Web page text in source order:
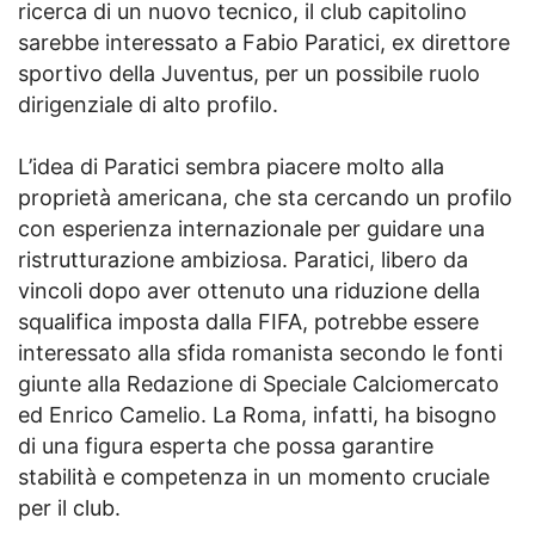
ricerca di un nuovo tecnico, il club capitolino
sarebbe interessato a Fabio Paratici, ex direttore
sportivo della Juventus, per un possibile ruolo
dirigenziale di alto profilo.
L’idea di Paratici sembra piacere molto alla
proprietà americana, che sta cercando un profilo
con esperienza internazionale per guidare una
ristrutturazione ambiziosa. Paratici, libero da
vincoli dopo aver ottenuto una riduzione della
squalifica imposta dalla FIFA, potrebbe essere
interessato alla sfida romanista secondo le fonti
giunte alla Redazione di Speciale Calciomercato
ed Enrico Camelio. La Roma, infatti, ha bisogno
di una figura esperta che possa garantire
stabilità e competenza in un momento cruciale
per il club.